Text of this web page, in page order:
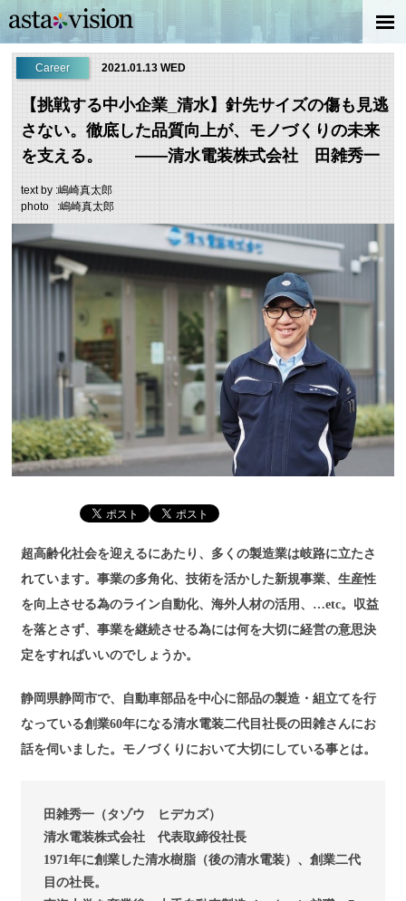
Career 2021.01.13 WED
【挑戦する中小企業_清水】針先サイズの傷も見逃
さない。徹底した品質向上が、モノづくりの未来
を支える。 ――清水電装株式会社 田雑秀一
text by :嶋崎真太郎
photo :嶋崎真太郎
超高齢化社会を迎えるにあたり、多くの製造業は岐路に立たさ
れています。事業の多角化、技術を活かした新規事業、生産性
を向上させる為のライン自動化、海外人材の活用、…etc。収益
を落とさず、事業を継続させる為には何を大切に経営の意思決
定をすればいいのでしょうか。
静岡県静岡市で、自動車部品を中心に部品の製造・組立てを行
なっている創業60年になる清水電装二代目社長の田雑さんにお
話を伺いました。モノづくりにおいて大切にしている事とは。
田雑秀一（タゾウ ヒデカズ）
清水電装株式会社 代表取締役社長
1971年に創業した清水樹脂（後の清水電装）、創業二代
目の社長。